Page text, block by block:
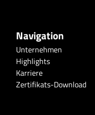
Navigation
Unternehmen
Highlights
Karriere
Zertifikats-Download